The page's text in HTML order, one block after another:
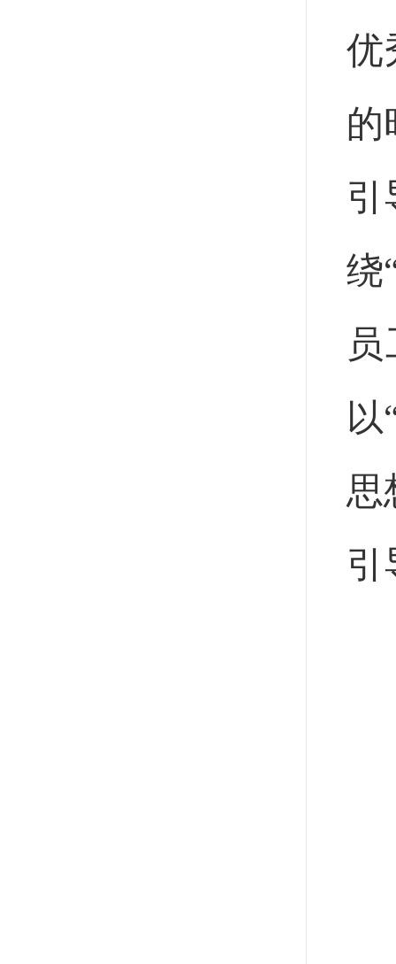
优
的
引
绕
以
思
引